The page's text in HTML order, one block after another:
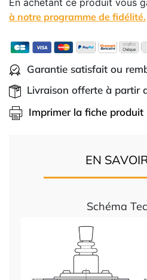
En achetant ce produit vous
à notre programme de fidélité.
Garantie satisfait ou
Livraison offerte à partir
Imprimer la fiche produit
EN
Schéma